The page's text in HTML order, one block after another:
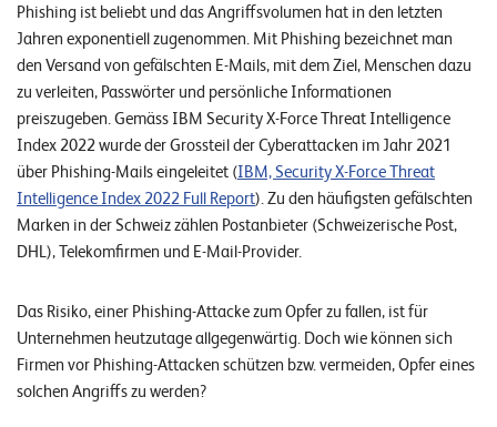
s
S
U
P
O
R
T
T
A
I
E
W
E
R
Phishing ist beliebt und das Angriffsvolumen hat in den letzten
Jahren exponentiell zugenommen. Mit Phishing bezeichnet man
den Versand von gefälschten E-Mails, mit dem Ziel, Menschen dazu
zu verleiten, Passwörter und persönliche Informationen
preiszugeben. Gemäss IBM Security X-Force Threat Intelligence
Index 2022 wurde der Grossteil der Cyberattacken im Jahr 2021
über Phishing-Mails eingeleitet (IBM, Security X-Force Threat
Intelligence Index 2022 Full Report). Zu den häufigsten gefälschten
Marken in der Schweiz zählen Postanbieter (Schweizerische Post,
DHL), Telekomfirmen und E-Mail-Provider.
Das Risiko, einer Phishing-Attacke zum Opfer zu fallen, ist für
Unternehmen heutzutage allgegenwärtig. Doch wie können sich
Firmen vor Phishing-Attacken schützen bzw. vermeiden, Opfer eines
solchen Angriffs zu werden?